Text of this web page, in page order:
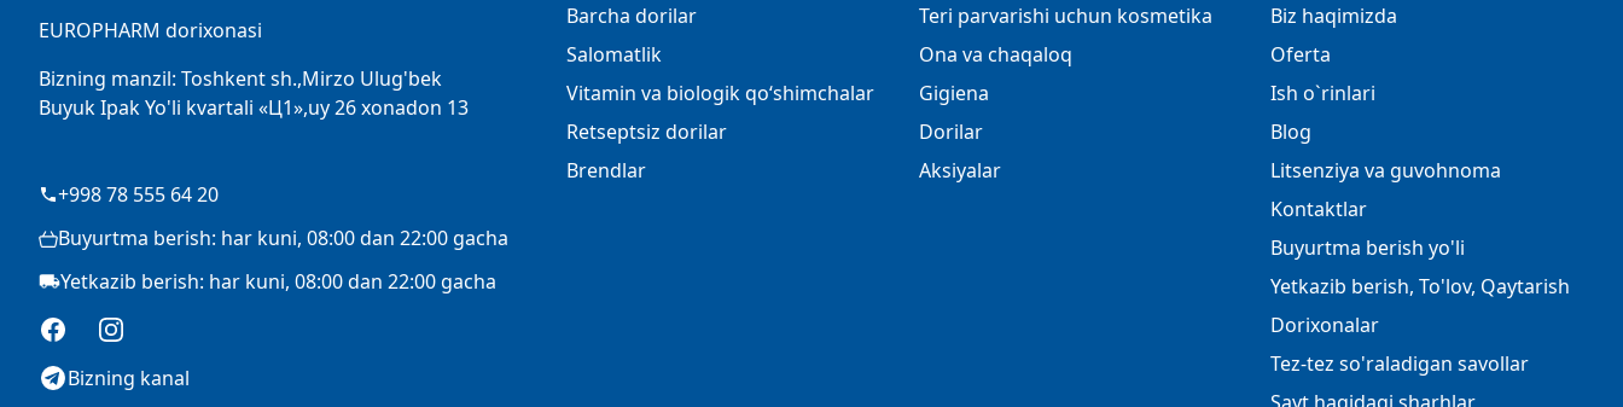
EUROPHARM dorixonasi
Bizning manzil: Toshkent sh.,Mirzo Ulug'bek
Buyuk Ipak Yo'li kvartali «Ц1»,uy 26 xonadon 13
+998 78 555 64 20
Buyurtma berish: har kuni, 08:00 dan 22:00 gacha
Yetkazib berish: har kuni, 08:00 dan 22:00 gacha
FacebookInstagram
Bizning kanal
Barcha dorilar
Salomatlik
Vitamin va biologik qo‘shimchalar
Retseptsiz dorilar
Brendlar
Teri parvarishi uchun kosmetika
Ona va chaqaloq
Gigiena
Dorilar
Aksiyalar
Biz haqimizda
Oferta
Ish o`rinlari
Blog
Litsenziya va guvohnoma
Kontaktlar
Buyurtma berish yo'li
Yetkazib berish, To'lov, Qaytarish
Dorixonalar
Tez-tez so'raladigan savollar